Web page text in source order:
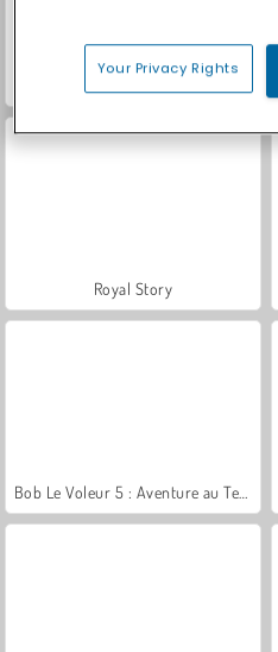
Royal Story
Your Privacy Rights